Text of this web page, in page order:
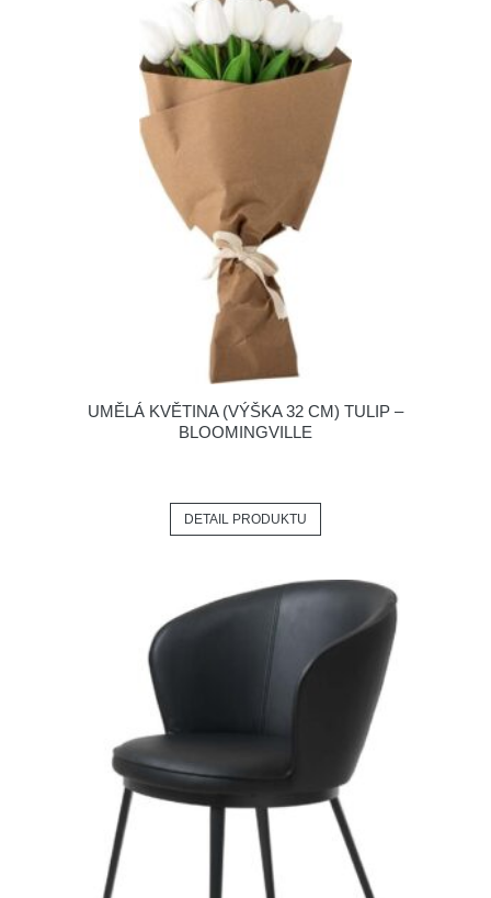
UMĚLÁ KVĚTINA (VÝŠKA 32 CM) TULIP –
BLOOMINGVILLE
DETAIL PRODUKTU